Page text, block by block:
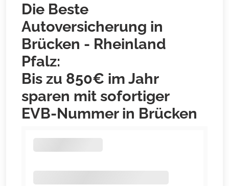
Die Beste
Autoversicherung in
Brücken - Rheinland
Pfalz:
Bis zu 850€ im Jahr
sparen mit sofortiger
EVB-Nummer in Brücken